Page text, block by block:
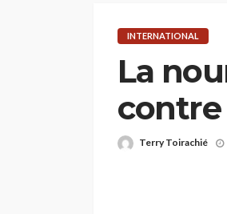
INTERNATIONAL
La
contre
Terry Toirachié